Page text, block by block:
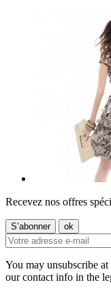
Recevez nos offres
You may unsubscribe
our contact info in the